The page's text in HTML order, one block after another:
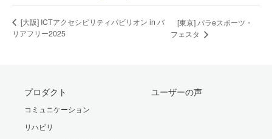
[大阪] ICTアクセシビリティパビリオン in バ
リアフリー2025
[東京] パラeスポーツ・
フェスタ
プロダクト
コミュニケーション
リハビリ
ユーザーの声